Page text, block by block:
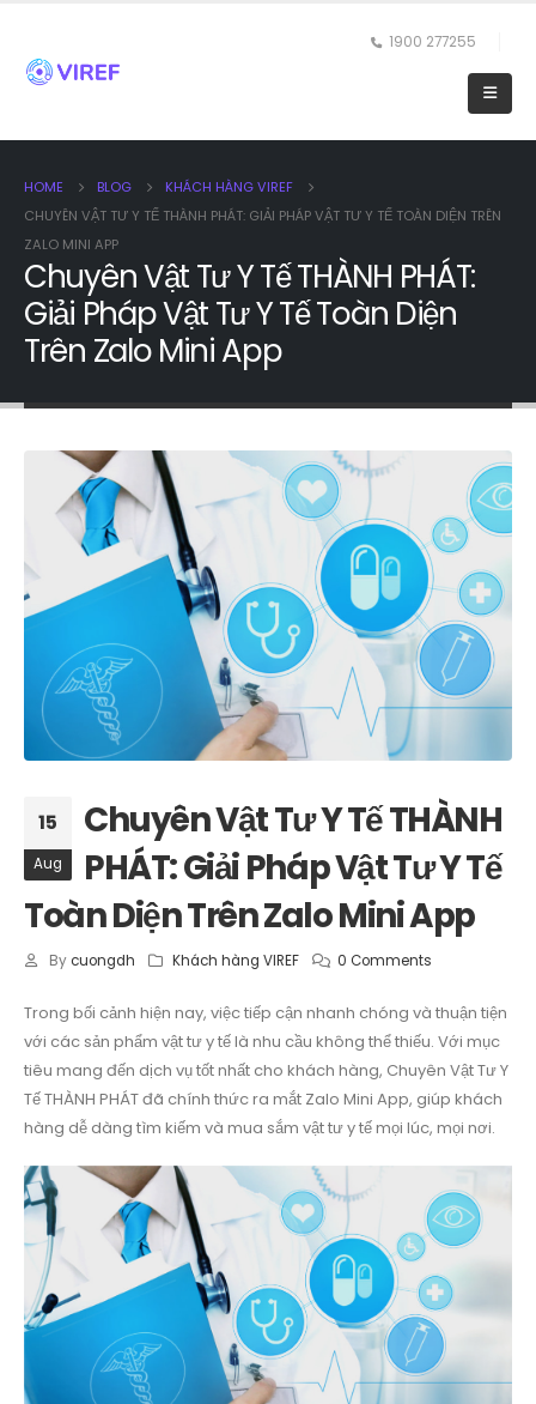
1900 277255
HOME BLOG
KHÁCH HÀNG VIREF
CHUYÊN VẬT TƯ Y TẾ THÀNH PHÁT: GIẢI PHÁP VẬT TƯ Y TẾ TOÀN DIỆN TRÊN
ZALO MINI APP
Chuyên Vật Tư Y Tế THÀNH PHÁT:
Giải Pháp Vật Tư Y Tế Toàn Diện
Trên Zalo Mini App
15
Aug
Chuyên Vật Tư Y Tế THÀNH
PHÁT: Giải Pháp Vật Tư Y Tế
Toàn Diện Trên Zalo Mini App
By cuongdh Khách hàng VIREF 0 Comments
Trong bối cảnh hiện nay, việc tiếp cận nhanh chóng và thuận tiện
với các sản phẩm vật tư y tế là nhu cầu không thể thiếu. Với mục
tiêu mang đến dịch vụ tốt nhất cho khách hàng, Chuyên Vật Tư Y
Tế THÀNH PHÁT đã chính thức ra mắt Zalo Mini App, giúp khách
hàng dễ dàng tìm kiếm và mua sắm vật tư y tế mọi lúc, mọi nơi.